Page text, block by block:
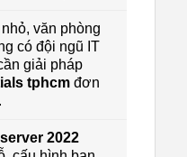
văn phòng
có đội ngũ IT
giải pháp
tphcm đơn
2022